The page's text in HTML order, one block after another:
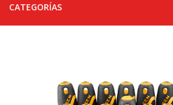
CATEGORÍAS